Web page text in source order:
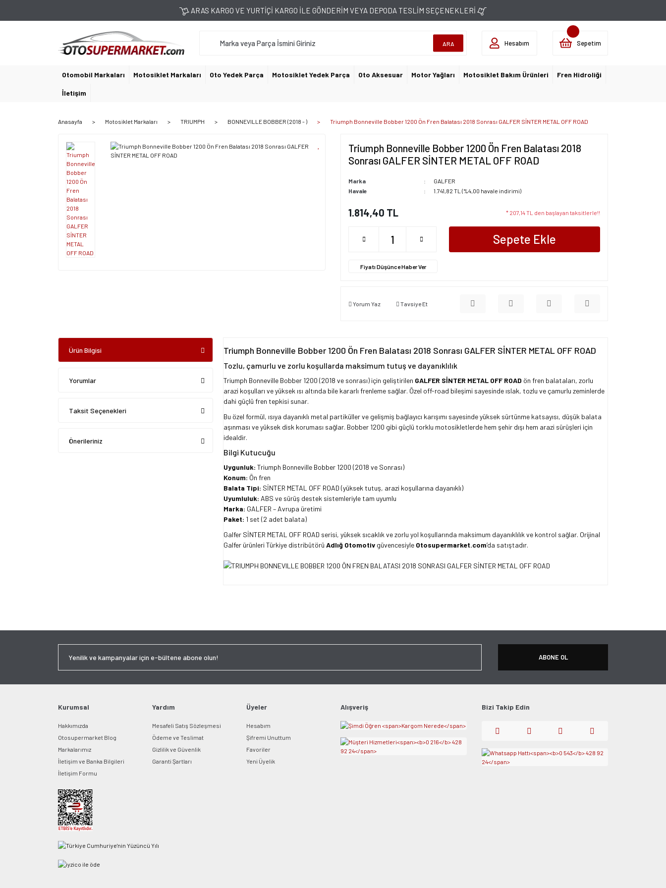
ARAS KARGO VE YURTİÇİ KARGO İLE GÖNDERİM VEYA DEPODA TESLİM SEÇENEKLERİ
ARA Hesabım Sepetim
Otomobil Markaları Motosiklet Markaları Oto Yedek Parça Motosiklet Yedek Parça Oto Aksesuar Motor Yağları Motosiklet Bakım Ürünleri Fren Hidroliği
İletişim
Anasayfa Motosiklet Markaları TRIUMPH BONNEVILLE BOBBER (2018 - ) Triumph Bonneville Bobber 1200 Ön Fren Balatası 2018 Sonrası GALFER SİNTER METAL OFF ROAD
Triumph Bonneville Bobber 1200 Ön Fren Balatası 2018
Sonrası GALFER SİNTER METAL OFF ROAD
Marka
GALFER
Havale
1.741,82 TL (%4,00 havale indirimi)
1.814,40 TL * 207,14 TL den başlayan taksitlerle!!
Sepete Ekle
Fiyatı Düşünce Haber Ver
Yorum Yaz Tavsiye Et
Ürün Bilgisi
Yorumlar
Taksit Seçenekleri
Önerileriniz
Triumph Bonneville Bobber 1200 Ön Fren Balatası 2018 Sonrası GALFER SİNTER METAL OFF ROAD
Tozlu, çamurlu ve zorlu koşullarda maksimum tutuş ve dayanıklılık
Triumph Bonneville Bobber 1200 (2018 ve sonrası) için geliştirilen GALFER SİNTER METAL OFF ROAD ön fren balataları, zorlu
arazi koşulları ve yüksek ısı altında bile kararlı frenleme sağlar. Özel off-road bileşimi sayesinde ıslak, tozlu ve çamurlu zeminlerde
dahi güçlü fren tepkisi sunar.
Bu özel formül, ısıya dayanıklı metal partiküller ve gelişmiş bağlayıcı karışımı sayesinde yüksek sürtünme katsayısı, düşük balata
aşınması ve yüksek disk koruması sağlar. Bobber 1200 gibi güçlü torklu motosikletlerde hem şehir dışı hem arazi sürüşleri için
idealdir.
Bilgi Kutucuğu
Uygunluk: Triumph Bonneville Bobber 1200 (2018 ve Sonrası)
Konum: Ön fren
Balata Tipi: SİNTER METAL OFF ROAD (yüksek tutuş, arazi koşullarına dayanıklı)
Uyumluluk: ABS ve sürüş destek sistemleriyle tam uyumlu
Marka: GALFER – Avrupa üretimi
Paket: 1 set (2 adet balata)
Galfer SİNTER METAL OFF ROAD serisi, yüksek sıcaklık ve zorlu yol koşullarında maksimum dayanıklılık ve kontrol sağlar. Orijinal
Galfer ürünleri Türkiye distribütörü Adlığ Otomotiv güvencesiyle Otosupermarket.com’da satıştadır.
ABONE OL
Kurumsal
Hakkımızda
Otosupermarket Blog
Markalarımız
İletişim ve Banka Bilgileri
İletişim Formu
Yardım
Mesafeli Satış Sözleşmesi
Ödeme ve Teslimat
Gizlilik ve Güvenlik
Garanti Şartları
Üyeler
Hesabım
Şifremi Unuttum
Favoriler
Yeni Üyelik
Alışveriş Bizi Takip Edin